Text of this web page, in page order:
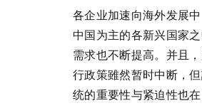
各企业加速向海外发展
中国为主的各新兴国家
需求也不断提高。并且
行政策雖然暂时中断，
统的重要性与紧迫性也